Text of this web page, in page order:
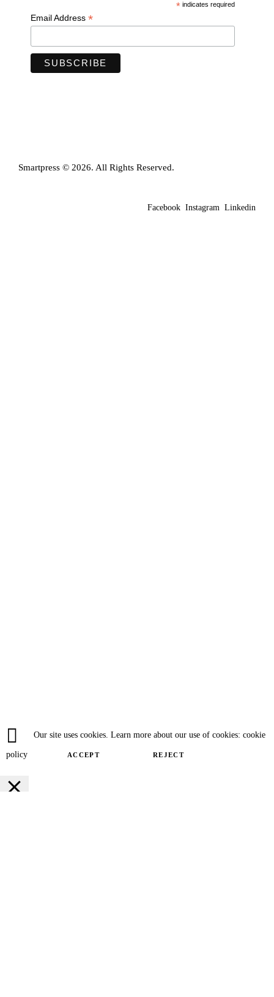
* indicates required
Email Address *
Smartpress © 2026. All Rights Reserved.
Facebook Instagram Linkedin
Our site uses cookies. Learn more about our use of cookies: cookie
policy ACCEPT REJECT